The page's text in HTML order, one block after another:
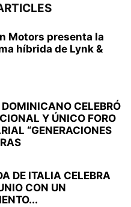
Motors presenta la
híbrida de Lynk &
CELEBRÓ
Y ÚNICO FORO
“GENERACIONES
DE ITALIA CELEBRA
CON UN